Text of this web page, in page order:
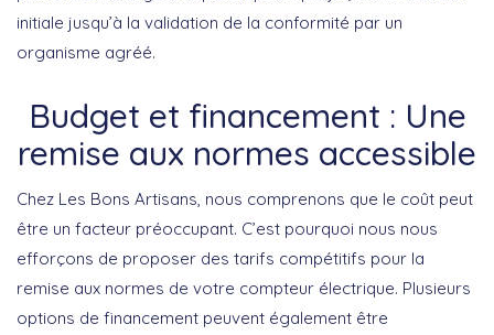
initiale jusqu’à la validation de la conformité par un
organisme agréé.
Budget et financement : Une
remise aux normes accessible
Chez Les Bons Artisans, nous comprenons que le coût peut
être un facteur préoccupant. C’est pourquoi nous nous
efforçons de proposer des tarifs compétitifs pour la
remise aux normes de votre compteur électrique. Plusieurs
options de financement peuvent également être